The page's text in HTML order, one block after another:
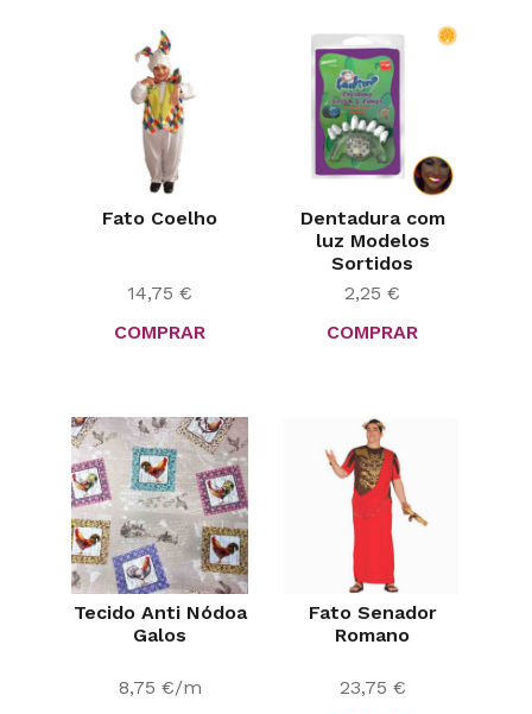
Fato Coelho
14,75 €
COMPRAR
Dentadura com
luz Modelos
Sortidos
2,25 €
COMPRAR
Tecido Anti Nódoa
Galos
8,75 €/m
Fato Senador
Romano
23,75 €